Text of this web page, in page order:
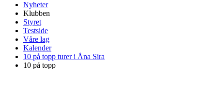
Nyheter
Klubben
Styret
Testside
Våre lag
Kalender
10 på topp turer i Åna Sira
10 på topp